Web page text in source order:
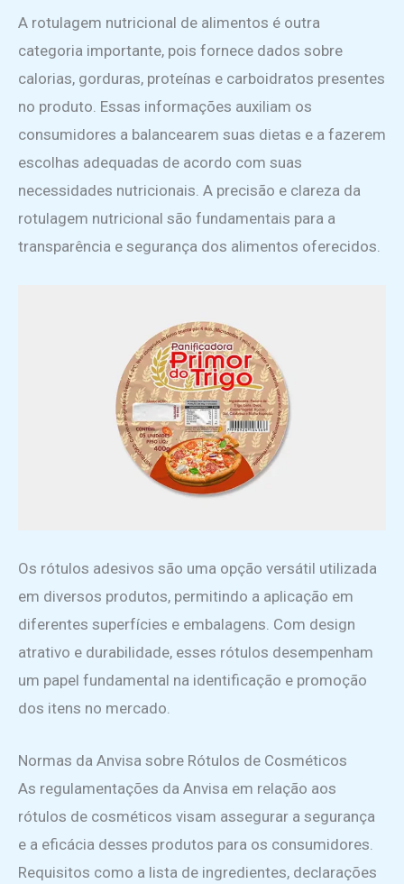
A rotulagem nutricional de alimentos é outra
categoria importante, pois fornece dados sobre
calorias, gorduras, proteínas e carboidratos presentes
no produto. Essas informações auxiliam os
consumidores a balancearem suas dietas e a fazerem
escolhas adequadas de acordo com suas
necessidades nutricionais. A precisão e clareza da
rotulagem nutricional são fundamentais para a
transparência e segurança dos alimentos oferecidos.
Os rótulos adesivos são uma opção versátil utilizada
em diversos produtos, permitindo a aplicação em
diferentes superfícies e embalagens. Com design
atrativo e durabilidade, esses rótulos desempenham
um papel fundamental na identificação e promoção
dos itens no mercado.
Normas da Anvisa sobre Rótulos de Cosméticos
As regulamentações da Anvisa em relação aos
rótulos de cosméticos visam assegurar a segurança
e a eficácia desses produtos para os consumidores.
Requisitos como a lista de ingredientes, declarações